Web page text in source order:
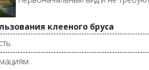
клееного бруса